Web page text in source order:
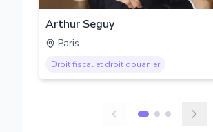
Arthur Seguy
Paris
Droit fiscal et droit douanier